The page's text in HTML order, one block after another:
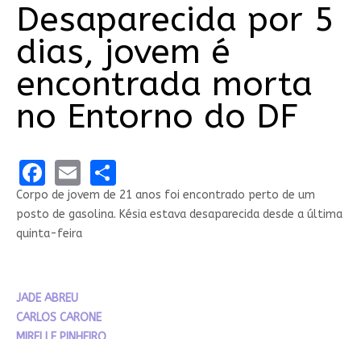
Desaparecida por 5
dias, jovem é
encontrada morta
no Entorno do DF
Facebook
EmailShare
Corpo de jovem de 21 anos foi encontrado perto de um
posto de gasolina. Késia estava desaparecida desde a última
quinta-feira
JADE ABREU
CARLOS CARONE